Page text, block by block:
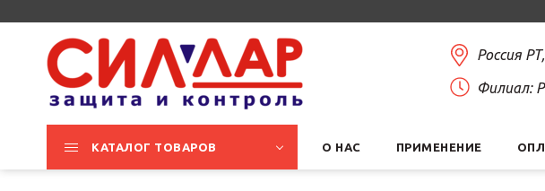
Россия
Филиал:
КАТАЛОГ ТОВАРОВ О НАС ПРИМЕНЕНИЕ